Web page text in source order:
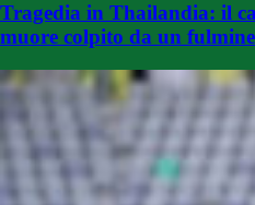
Tragedia in Thailandia: il
muore colpito da un